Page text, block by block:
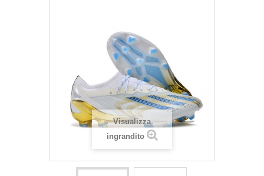
Visualizza
ingrandito